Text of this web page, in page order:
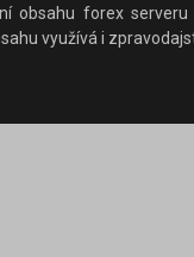
obsahu forex
využívá i